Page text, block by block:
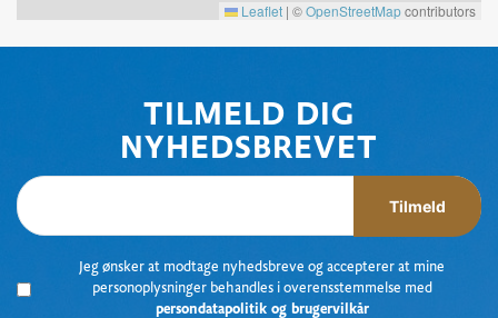
Leaflet | ©OpenStreetMapcontributors
TILMELD DIG
NYHEDSBREVET
Tilmeld
Jeg ønsker at modtage nyhedsbreve og accepterer at mine
personoplysninger behandles i overensstemmelse med
persondatapolitik og brugervilkår